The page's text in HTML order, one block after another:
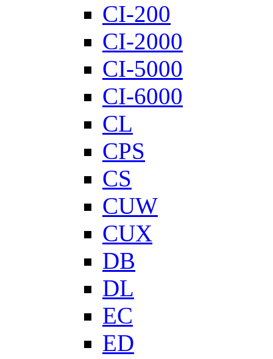
CI-200
CI-2000
CI-5000
CI-6000
CL
CPS
CS
CUW
CUX
DB
DL
EC
ED